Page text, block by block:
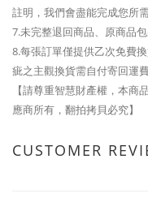
註明，我們會盡能完成您所
7.未完整退回商品、原商品
8.每張訂單僅提供乙次免費
疵之主觀換貨需自付寄回運
【請尊重智慧財產權，本
應商所有，翻拍拷貝必究】
CUSTOMER